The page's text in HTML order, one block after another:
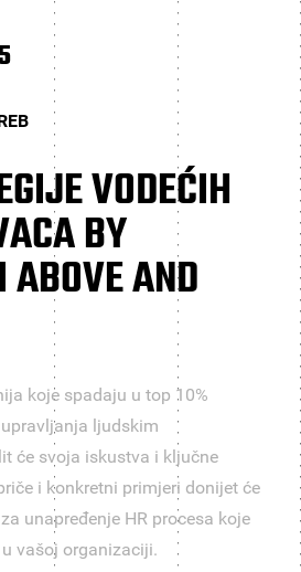
VODEĆIH
BY
ABOVE AND
koje spadaju u top 10%
ljudskim
će svoja iskustva i ključne
i konkretni primjeri donijet će
unapređenje HR procesa koje
vašoj organizaciji.